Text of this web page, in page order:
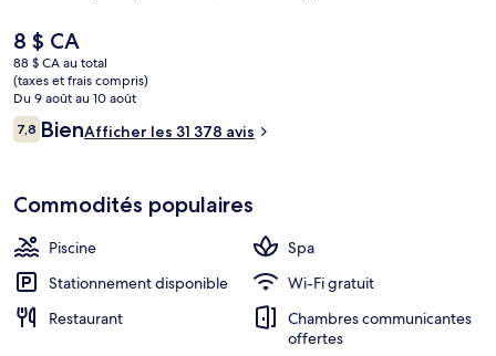
piscine, un centre d’entraînement et un centre d’entraînement
physique ouvert en tout temps. Les autres voyageurs adorent la
piscine et les options de repas. Le transport en commun se trouve à
quelques minutes de marche : Station de monorail Flamingo -
Caesars Palace se trouve à 7 minutes et Arrêt de monorail Harrah’s &
The LINQ est à 7 minutes.
Le
prix
actuel
est
de 8 $ CA
8 $ CA
88 $ CA au total
(taxes et frais compris)
Du 9 août au 10 août
Avis
7,87,8 sur 10 –
BienAfficher les 31 378 avis
Commodités populaires
Piscine
Spa
Stationnement disponible
Wi-Fi gratuit
Restaurant
Chambres communicantes
offertes